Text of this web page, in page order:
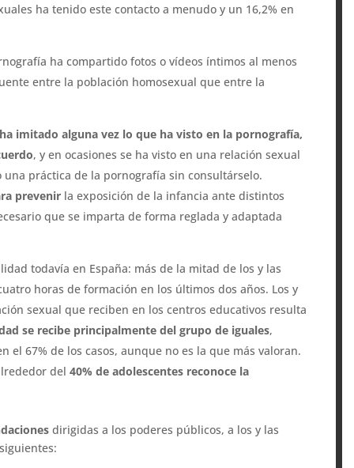
ha tenido este contacto a menudo y un 16,2% en
ha compartido fotos o vídeos íntimos al menos
entre la población homosexual que entre la
imitado alguna vez lo que ha visto en la pornografía,
, y en ocasiones se ha visto en una relación sexual
práctica de la pornografía sin consultárselo.
prevenir la exposición de la infancia ante distintos
que se imparta de forma reglada y adaptada
todavía en España: más de la mitad de los y las
horas de formación en los últimos dos años. Los y
sexual que reciben en los centros educativos resulta
se recibe principalmente del grupo de iguales,
67% de los casos, aunque no es la que más valoran.
del40% de adolescentes reconoce la
dirigidas a los poderes públicos, a los y las